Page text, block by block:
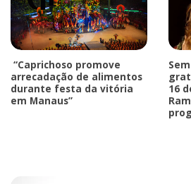
“Caprichoso promove
arrecadação de alimentos
durante festa da vitória
em Manaus”
16